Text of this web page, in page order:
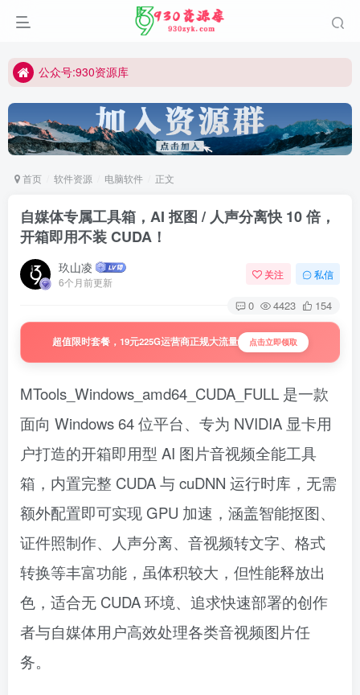
公众号:930资源库
首页 软件资源 电脑软件 正文
自媒体专属工具箱，AI 抠图 / 人声分离快 10 倍，
开箱即用不装 CUDA！
玖山凌
6个月前更新
关注 私信
0 4423 154
超值限时套餐，19元225G运营商正规大流量 点击立即领取
MTools_Windows_amd64_CUDA_FULL 是一款
面向 Windows 64 位平台、专为 NVIDIA 显卡用
户打造的开箱即用型 AI 图片音视频全能工具
箱，内置完整 CUDA 与 cuDNN 运行时库，无需
额外配置即可实现 GPU 加速，涵盖智能抠图、
证件照制作、人声分离、音视频转文字、格式
转换等丰富功能，虽体积较大，但性能释放出
色，适合无 CUDA 环境、追求快速部署的创作
者与自媒体用户高效处理各类音视频图片任
务。